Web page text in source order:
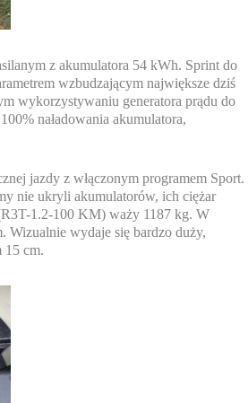
z akumulatora 54 kWh. Sprint do
wzbudzającym największe dziś
wykorzystywaniu generatora prądu do
naładowania akumulatora,
jazdy z włączonym programem Sport.
nie ukryli akumulatorów, ich ciężar
1.2-100 KM) waży 1187 kg. W
Wizualnie wydaje się bardzo duży,
15 cm.